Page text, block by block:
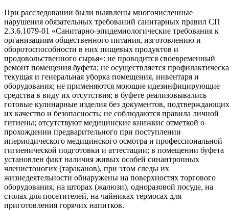
При расследовании были выявлены многочисленные
нарушения обязательных требований санитарных правил СП
2.3.6.1079-01 «Санитарно-эпидемиологические требования к
организациям общественного питания, изготовлению и
оборотоспособности в них пищевых продуктов и
продовольственного сырья»: не проводится своевременный
ремонт помещения буфета; не осуществляется
текущая и генеральная уборка помещения, инвентаря и
оборудования; не применяются моющие идезинфицирующие
средства в виду их отсутствия; в буфете реализовывались
готовые кулинарные изделия без документов, подтверждающих
их качество и безопасность; не соблюдаются правила личной
гигиены; отсутствуют медицинские книжкис отметкой о
прохождении предварительного при поступлении
ипериодического медицинского осмотра и профессиональной
гигиенической подготовки и аттестации; в помещении буфета
установлен факт наличия живых особей синантропных
членистоногих (тараканов), при этом следы их
жизнедеятельности обнаружены на поверхностях торгового
оборудования, на шторах (жалюзи), одноразовой посуде, на
столах для посетителей, на чайниках термосах для
приготовления горячих напитков.